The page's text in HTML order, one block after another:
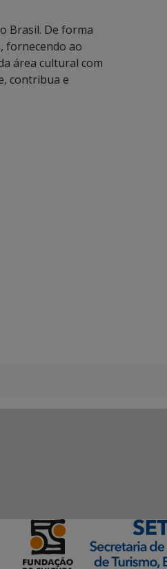
Brasil. De forma
fornecendo ao
área cultural com
contribua e